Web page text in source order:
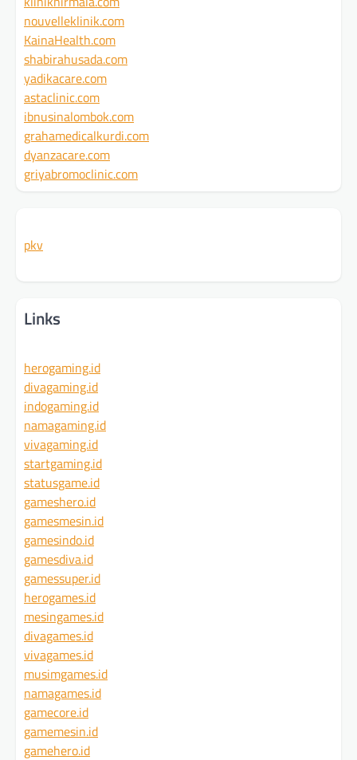
nouvelleklinik.com
KainaHealth.com
shabirahusada.com
yadikacare.com
astaclinic.com
ibnusinalombok.com
grahamedicalkurdi.com
dyanzacare.com
griyabromoclinic.com
pkv
Links
herogaming.id
divagaming.id
indogaming.id
namagaming.id
vivagaming.id
startgaming.id
statusgame.id
gameshero.id
gamesmesin.id
gamesindo.id
gamesdiva.id
gamessuper.id
herogames.id
mesingames.id
divagames.id
vivagames.id
musimgames.id
namagames.id
gamecore.id
gamemesin.id
gamehero.id